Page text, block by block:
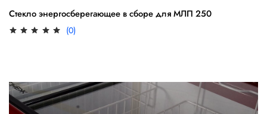
Стекло энергосберегающее в сборе для МЛП 250
(0)